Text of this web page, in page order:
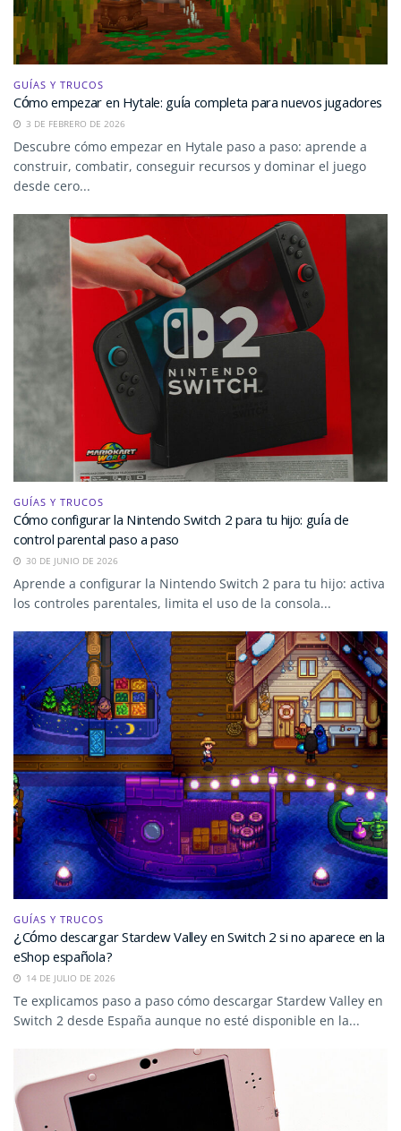
GUÍAS Y TRUCOS
Cómo empezar en Hytale: guía completa para nuevos jugadores
3 DE FEBRERO DE 2026
Descubre cómo empezar en Hytale paso a paso: aprende a
construir, combatir, conseguir recursos y dominar el juego
desde cero...
GUÍAS Y TRUCOS
Cómo configurar la Nintendo Switch 2 para tu hijo: guía de
control parental paso a paso
30 DE JUNIO DE 2026
Aprende a configurar la Nintendo Switch 2 para tu hijo: activa
los controles parentales, limita el uso de la consola...
GUÍAS Y TRUCOS
¿Cómo descargar Stardew Valley en Switch 2 si no aparece en la
eShop española?
14 DE JULIO DE 2026
Te explicamos paso a paso cómo descargar Stardew Valley en
Switch 2 desde España aunque no esté disponible en la...